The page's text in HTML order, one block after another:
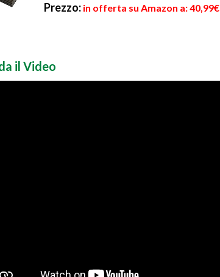
Prezzo: in offerta su Amazon a: 40,99€
il Video